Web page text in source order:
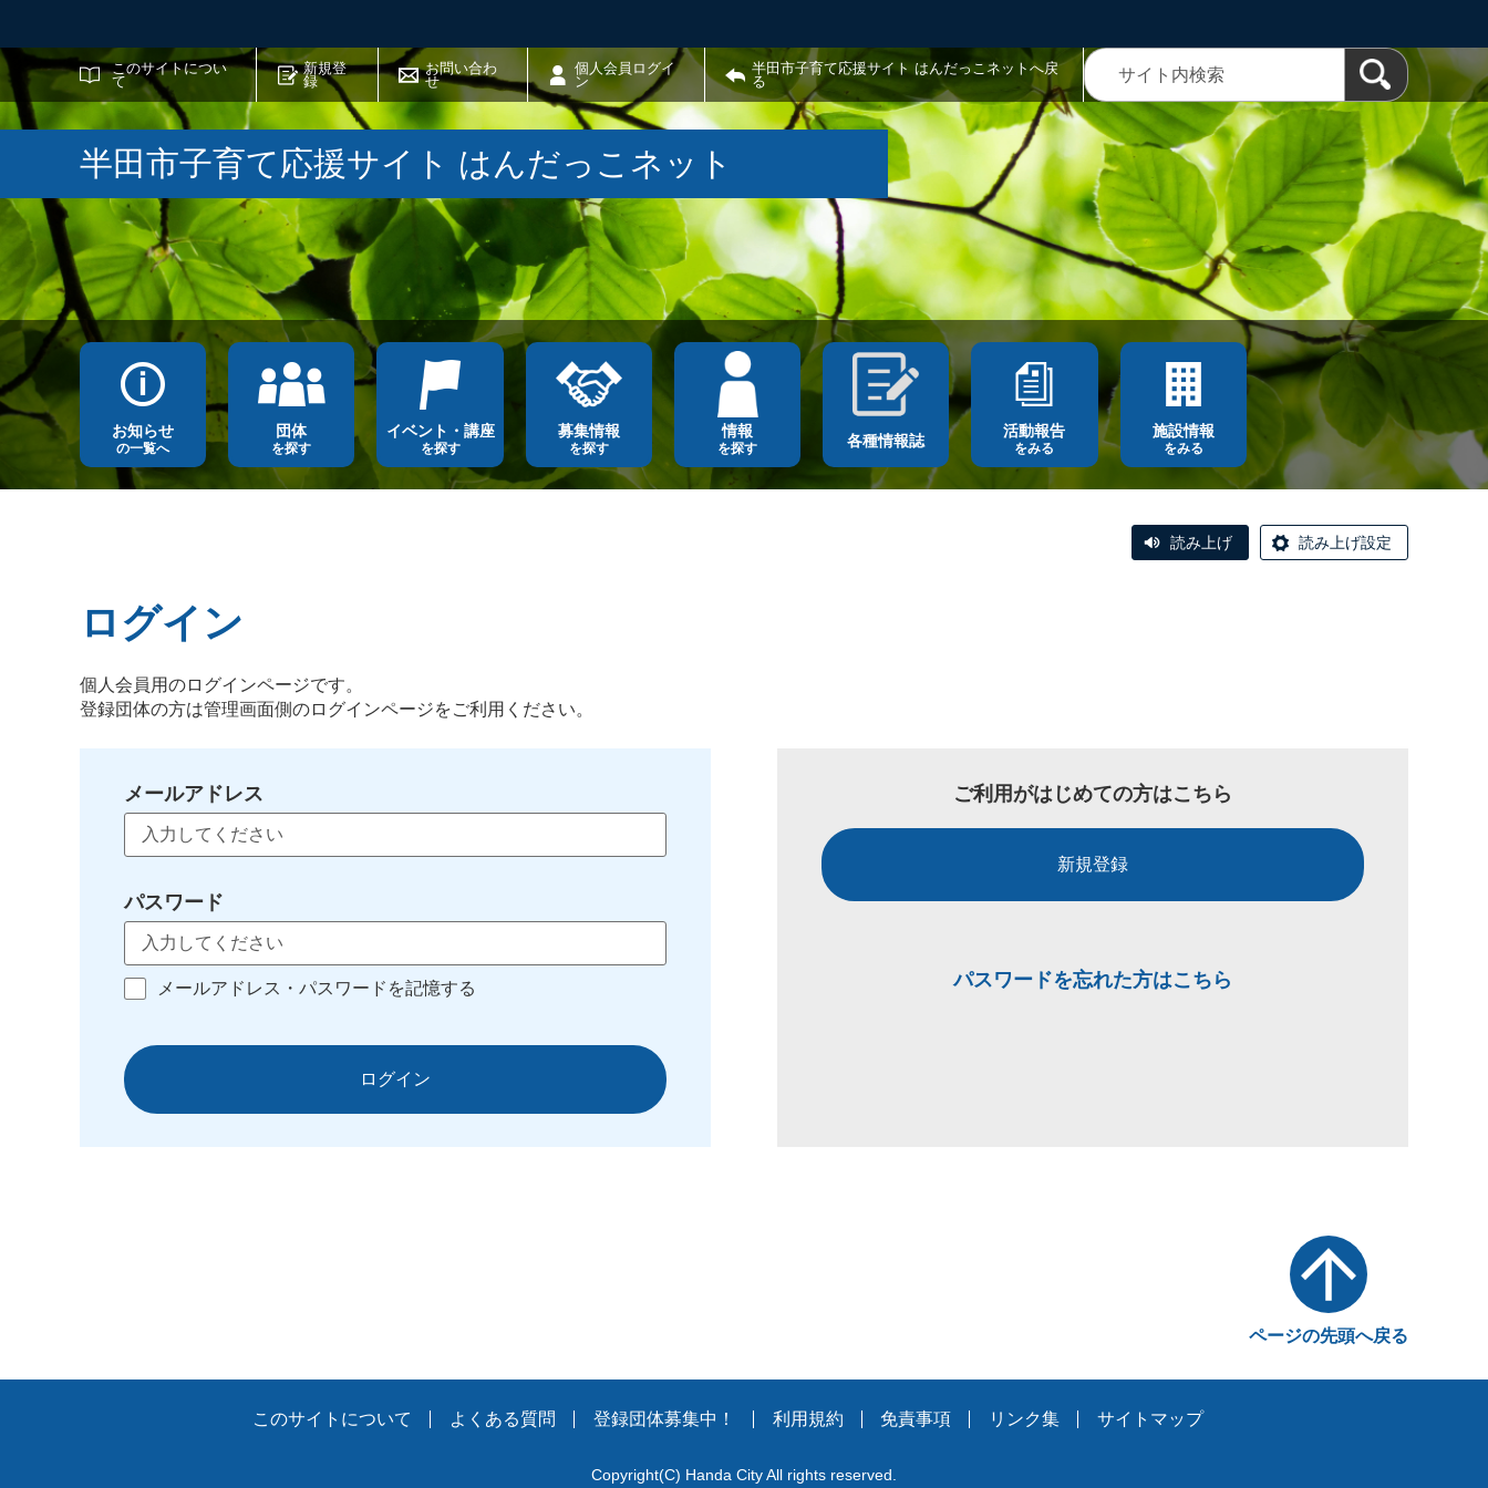
このサイトについ
て
新規登
録
お問い合わ
せ
個人会員ログイ
ン
半田市子育て応援サイト はんだっこネットへ戻
る
サイト内検索
半田市子育て応援サイト はんだっこネット
お知らせ
の一覧へ
団体
を探す
イベント・講座
を探す
募集情報
を探す
情報
を探す 各種情報誌
活動報告
をみる
施設情報
をみる
読み上げ 読み上げ設定
ログイン
個人会員用のログインページです。
登録団体の方は管理画面側のログインページをご利用ください。
メールアドレス
パスワード
メールアドレス・パスワードを記憶する
ログイン
ご利用がはじめての方はこちら
新規登録
パスワードを忘れた方はこちら
ページの先頭へ戻る
このサイトについて よくある質問 登録団体募集中！ 利用規約 免責事項 リンク集 サイトマップ
Copyright(C) Handa City All rights reserved.